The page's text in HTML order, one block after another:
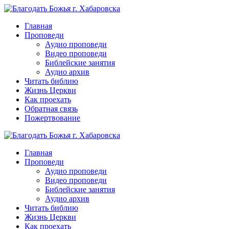
Перейти
контентуГлавная
Проповеди
Аудио проповеди
Видео проповеди
Библейские занятия
Аудио архив
Читать библию
Жизнь Церкви
Как проехать
Обратная связь
Пожертвование
Главная
Проповеди
Аудио проповеди
Видео проповеди
Библейские занятия
Аудио архив
Читать библию
Жизнь Церкви
Как проехать